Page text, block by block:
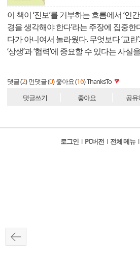
이 책이 ‘진보’를 거부하는 흐름에서 ‘인
경을 생각해야 한다’라는 주장에 집중
다가 아니여서 놀라웠다. 무엇보다 ‘교란
‘상생’과 ‘협력’에 중요할 수 있다는 사실
댓글 (2) 먼댓글 (0) 좋아요 (16)ThanksTo
댓글쓰기 좋아요 공유
로그인 l PC버전 l 전체 메뉴 l